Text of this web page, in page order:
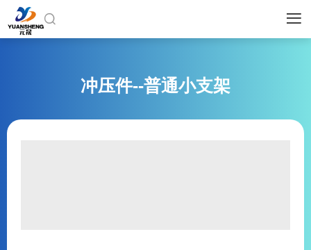
 
冲压件--普通小支架